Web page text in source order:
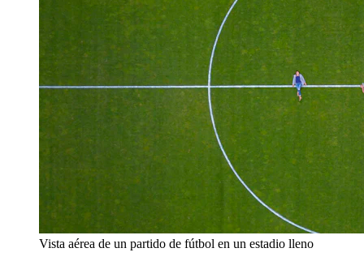
Vista aérea de un partido de fútbol en un estadio lleno